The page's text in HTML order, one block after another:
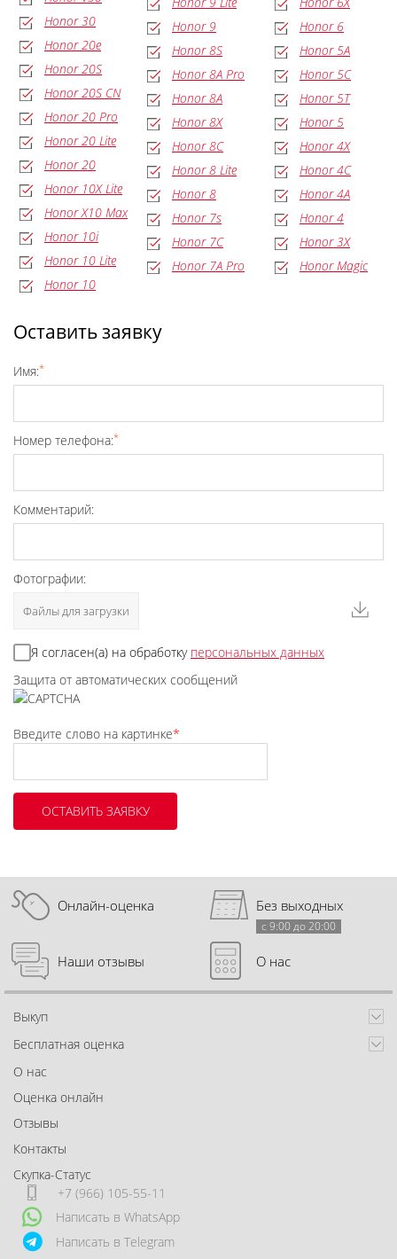
Honor 30
Honor 20e
Honor 20S
Honor 20S CN
Honor 20 Pro
Honor 20 Lite
Honor 20
Honor 10X Lite
Honor X10 Max
Honor 10i
Honor 10 Lite
Honor 10
Honor 9
Honor 8S
Honor 8A Pro
Honor 8A
Honor 8X
Honor 8C
Honor 8 Lite
Honor 8
Honor 7s
Honor 7C
Honor 7A Pro
Honor 6
Honor 5A
Honor 5C
Honor 5T
Honor 5
Honor 4X
Honor 4C
Honor 4A
Honor 4
Honor 3X
Honor Magic
Оставить заявку
Имя:*
Номер телефона:*
Комментарий:
Фотографии:
Файлы для загрузки
Я согласен(а) на обработку персональных данных
Защита от автоматических сообщений
Введите слово на картинке*
Онлайн-оценка Без выходных
с 9:00 до 20:00
Наши отзывы О нас
Выкуп
Бесплатная оценка
О нас
Оценка онлайн
Отзывы
Контакты
Скупка-Статус
+7 (966) 105-55-11
Написать в WhatsApp
Написать в Telegram